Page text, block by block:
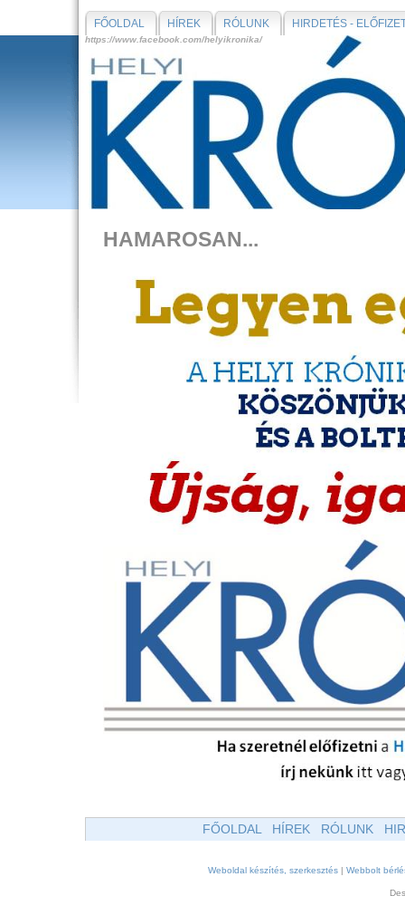
FŐOLDAL HÍREK RÓLUNK HIRDETÉS -
https://www.facebook.com/helyikronika/
HAMAROSAN...
FŐOLDAL HÍREK RÓLUNK
Weboldal készítés, szerkesztés Webbolt